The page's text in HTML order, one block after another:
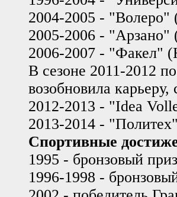
2004-2005 -
2005-2006 - "Арзано"
2006-2007 - "Факел"
В сезоне 2011-2012
возобновила
2012-2013 - "Idea
2013-2014 -
Спортивные
1995 - бронзовый
1996-1998 -